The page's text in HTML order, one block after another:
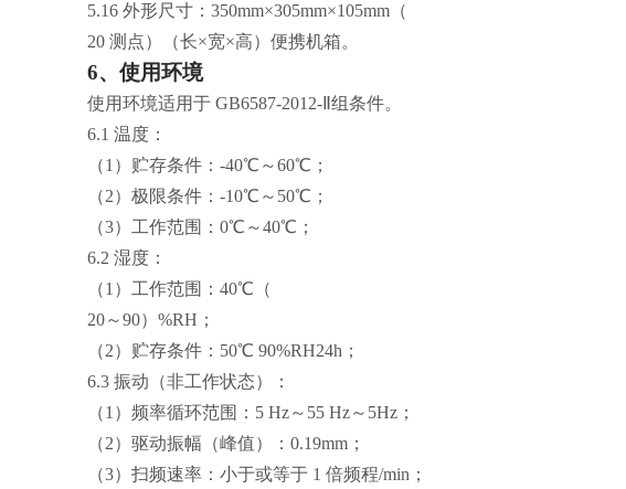
5.16 外形尺寸：350mm×305mm×105mm（
20 测点）（长×宽×高）便携机箱。
6、使用环境
使用环境适用于 GB6587-2012-Ⅱ组条件。
6.1 温度：
（1）贮存条件：-40℃～60℃；
（2）极限条件：-10℃～50℃；
（3）工作范围：0℃～40℃；
6.2 湿度：
（1）工作范围：40℃（
20～90）%RH；
（2）贮存条件：50℃ 90%RH24h；
6.3 振动（非工作状态）：
（1）频率循环范围：5 Hz～55 Hz～5Hz；
（2）驱动振幅（峰值）：0.19mm；
（3）扫频速率：小于或等于 1 倍频程/min；